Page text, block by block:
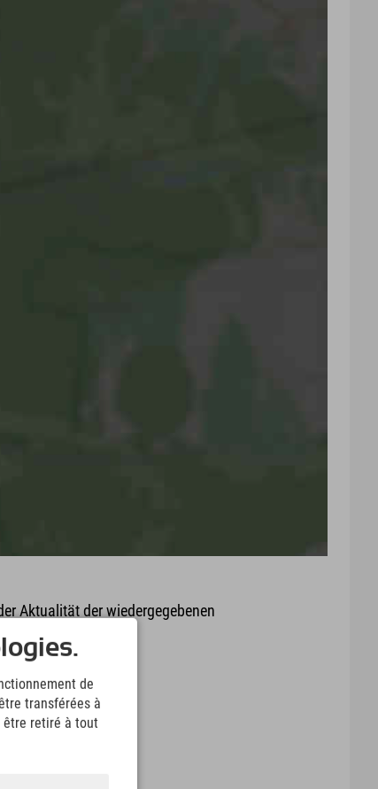
Aktualität der wiedergegebenen
de
transférées à
être retiré à tout